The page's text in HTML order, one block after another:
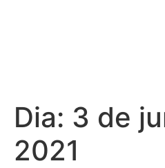
Dia: 3 de
2021